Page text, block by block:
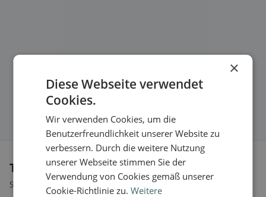
Tipi di alimentazione a Au (SG)
Scopri ristoranti adatti al tuo stile alimentare.
×
Diese Webseite verwendet
Cookies.
Wir verwenden Cookies, um die
Benutzerfreundlichkeit unserer Website zu
verbessern. Durch die weitere Nutzung
unserer Webseite stimmen Sie der
Verwendung von Cookies gemäß unserer
Cookie-Richtlinie zu.Weitere